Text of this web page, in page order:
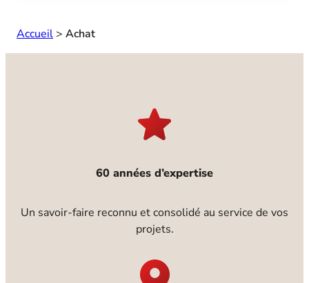
Accueil > Achat
60 années d’expertise
Un savoir-faire reconnu et consolidé au service de vos
projets.